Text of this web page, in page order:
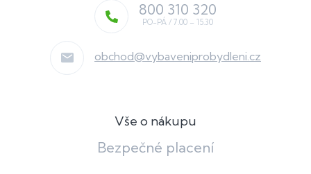
obchod@vybaveniprobydleni.cz
800 310 320
Vše o nákupu
Bezpečné placení